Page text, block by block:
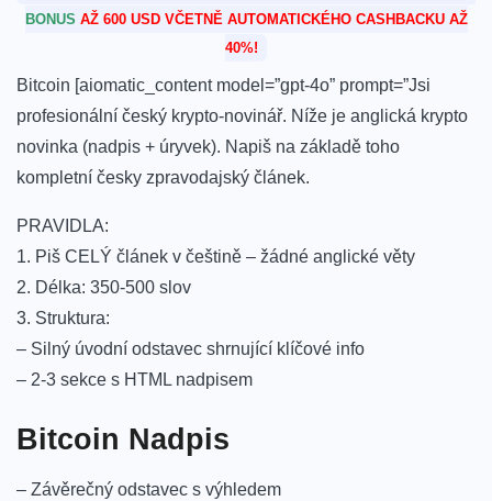
BONUS AŽ 600 USD VČETNĚ AUTOMATICKÉHO CASHBACKU AŽ
40%!
Bitcoin [aiomatic_content model=”gpt-4o” prompt=”Jsi
profesionální český krypto-novinář. Níže je anglická krypto
novinka (nadpis + úryvek). Napiš na základě toho
kompletní česky zpravodajský článek.
PRAVIDLA:
1. Piš CELÝ článek v češtině – žádné anglické věty
2. Délka: 350-500 slov
3. Struktura:
– Silný úvodní odstavec shrnující klíčové info
– 2-3 sekce s HTML nadpisem
Bitcoin Nadpis
– Závěrečný odstavec s výhledem